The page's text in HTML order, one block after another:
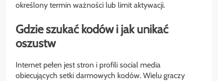
określony termin ważności lub limit aktywacji.
Gdzie szukać kodów i jak unikać
oszustw
Internet pełen jest stron i profili social media
obiecujących setki darmowych kodów. Wielu graczy